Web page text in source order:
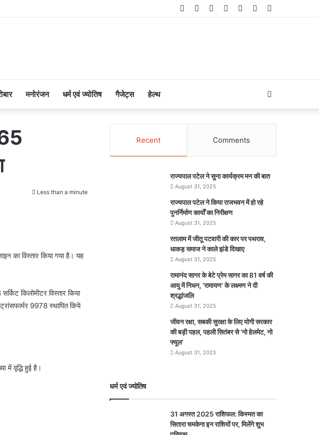
Telegram
Instagram
YouTube
LinkedIn
Twitter
Facebook
मनोरंजन धर्म एवं ज्योतिष गैजेट्स हेल्थ
for
Less than a minute
का विस्तार किया गया है। यह
किलोमीटर विस्तार किया
9978 स्थापित किये
में वृद्धि हुई है।
Recent Comments
राज्यपाल पटेल ने सुना कार्यक्रम मन की बात
August 31, 2025
राज्यपाल पटेल ने किया राजभवन में हो रहे
पुनर्निर्माण कार्यों का निरीक्षण
August 31, 2025
रतलाम में जीतू पटवारी की कार पर पथराव,
धाकड़ समाज ने काले झंडे दिखाए
August 31, 2025
रामानंद सागर के बेटे प्रेम सागर का 81 वर्ष की
आयु में निधन, ‘रामायण’ के लक्ष्मण ने दी
श्रद्धांजलि
August 31, 2025
जीवन रक्षा, सबकी सुरक्षा के लिए योगी सरकार
की बड़ी पहल, पहली सितंबर से ‘नो हेलमेट, नो
फ्यूल’
August 31, 2025
धर्म एवं ज्योतिष
31 अगस्त 2025 राशिफल: किस्मत का
सितारा चमकेगा इन राशियों पर, मिलेंगे शुभ